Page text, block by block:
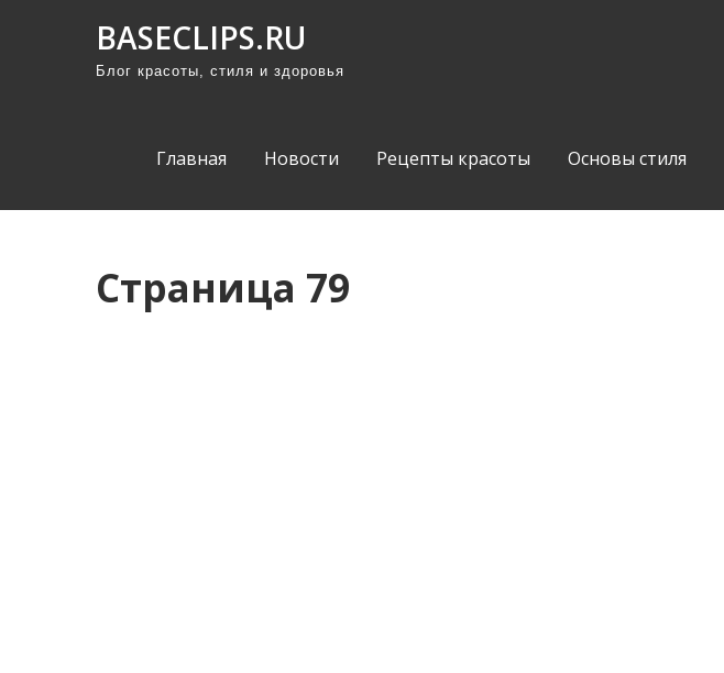
BASECLIPS.RU
Блог красоты, стиля и здоровья
Главная Новости Рецепты красоты Основы стиля
Страница 79